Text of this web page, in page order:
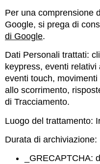
Per una comprensione
Google, si prega di
di Google.
Dati Personali trattati:
keypress, eventi
eventi touch,
allo scorrimento,
di Tracciamento.
Luogo del trattamento:
Durata di archiviazione:
_GRECAPTCHA: